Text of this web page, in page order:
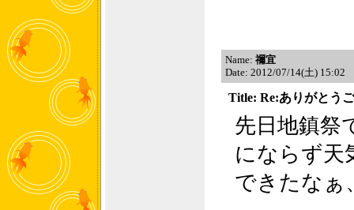
Name: 禰宜
Date: 2012/07/14(土) 15:02
Title: Re:ありがとう
先日地鎮祭
にならず天
できたなぁ